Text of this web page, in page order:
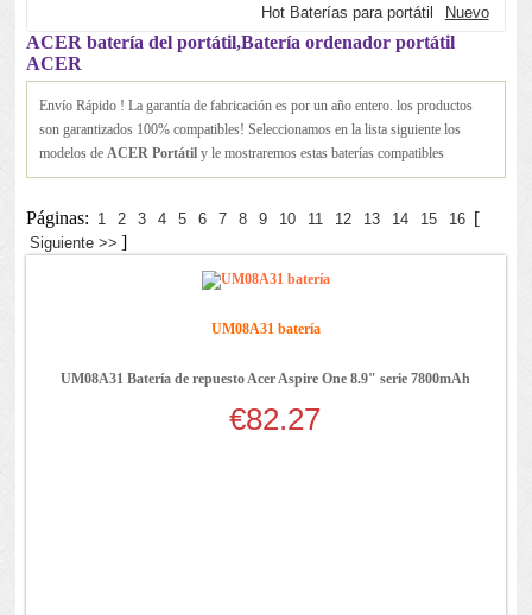
Hot Baterías para portátil Nuevo
ACER batería del portátil,Batería ordenador portátil
ACER
Envío Rápido ! La garantía de fabricación es por un año entero. los productos
son garantizados 100% compatibles! Seleccionamos en la lista siguiente los
modelos deACER Portátil y le mostraremos estas baterías compatibles
Páginas: 1 2 3 4 5 6 7 8 9 10 11 12 13 14 15 16 [
Siguiente >> ]
UM08A31 batería
UM08A31 Batería de repuesto Acer Aspire One 8.9" serie 7800mAh
€82.27